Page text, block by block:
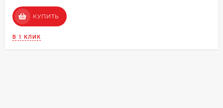
КУПИТЬ
В 1 КЛИК